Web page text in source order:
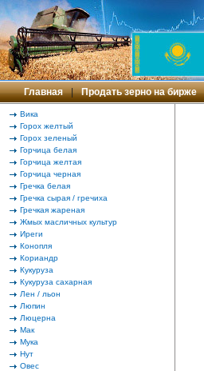
Главная | Продать зерно на бирже
Вика
Горох желтый
Горох зеленый
Горчица белая
Горчица желтая
Горчица черная
Гречка белая
Гречка сырая / гречиха
Гречкая жареная
Жмых масличных культур
Иреги
Конопля
Кориандр
Кукуруза
Кукуруза сахарная
Лен / льон
Люпин
Люцерна
Мак
Мука
Нут
Овес